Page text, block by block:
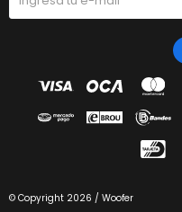
© Copyright 2026 / Woofer